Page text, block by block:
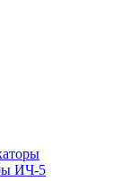
ИЧ-5